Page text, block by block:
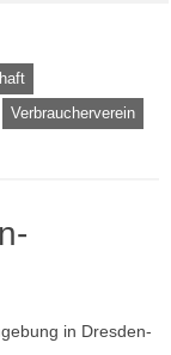
Verbraucherverein
in Dresden-